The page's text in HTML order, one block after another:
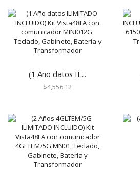
Sirenas y Estrobos
Automatización - Casa Inteligente
Control de Iluminación
Lutron Caseta Wireless
Lutron Vive
Termostatos
Cables
Todos
Centrales de Monitoreo
(1 Año datos IL...
$4,556.12